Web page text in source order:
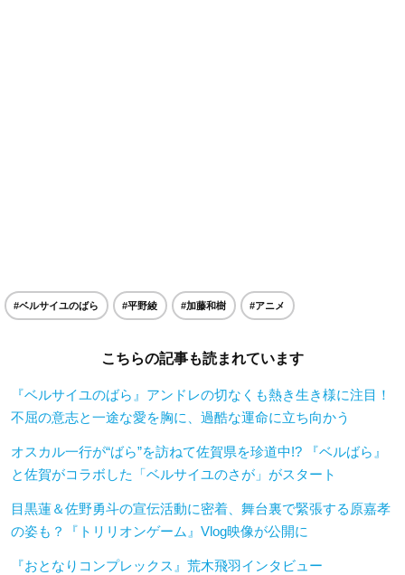
#ベルサイユのばら #平野綾 #加藤和樹 #アニメ
こちらの記事も読まれています
『ベルサイユのばら』アンドレの切なくも熱き生き様に注目！
不屈の意志と一途な愛を胸に、過酷な運命に立ち向かう
オスカル⼀⾏が“ばら”を訪ねて佐賀県を珍道中!? 『ベルばら』
と佐賀がコラボした「ベルサイユのさが」がスタート
目黒蓮＆佐野勇斗の宣伝活動に密着、舞台裏で緊張する原嘉孝
の姿も？『トリリオンゲーム』Vlog映像が公開に
『おとなりコンプレックス』荒木飛羽インタビュー